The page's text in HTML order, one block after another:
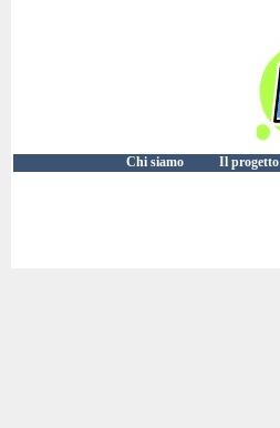
Chi siamo Il progetto